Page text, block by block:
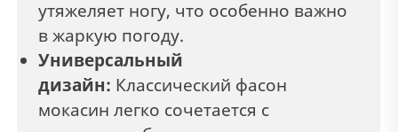
утяжеляет ногу, что особенно важно
в жаркую погоду.
Универсальный
дизайн: Классический фасон
мокасин легко сочетается с